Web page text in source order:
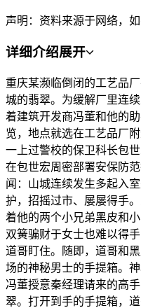
声明：资料来源于网络，
详细介绍展开
重庆某濒临倒闭的工艺品
城的翡翠。为缓解厂里连
着建筑开发商冯董和他的
览，地点就选在工艺品厂
一上过警校的保卫科长包
在包世宏周密部署安保防
闻：山城连续发生多起入
护，招摇过市、屡屡得手
着他的两个小兄弟黑皮和
双簧骗财于女士也难以得
道哥盯住。随即，道哥和
场的神秘男士的手提箱。
冯董授意秦经理请来的高
翠。打开到手的手提箱，